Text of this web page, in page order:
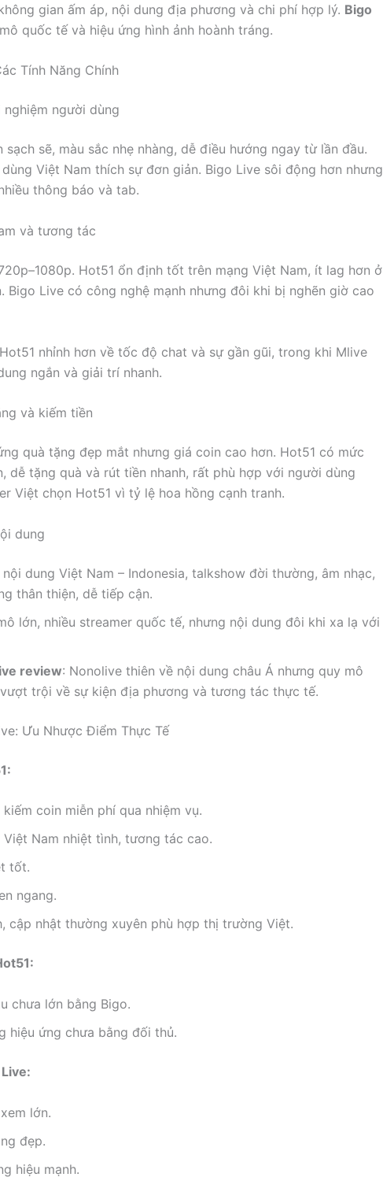
gian ấm áp, nội dung địa phương và chi phí hợp lý. Bigo
quốc tế và hiệu ứng hình ảnh hoành tráng.
Tính Năng Chính
nghiệm người dùng
sạch sẽ, màu sắc nhẹ nhàng, dễ điều hướng ngay từ lần đầu.
Việt Nam thích sự đơn giản. Bigo Live sôi động hơn nhưng
thông báo và tab.
và tương tác
Hot51 ổn định tốt trên mạng Việt Nam, ít lag hơn ở
Bigo Live có công nghệ mạnh nhưng đôi khi bị nghẽn giờ cao
nhỉnh hơn về tốc độ chat và sự gần gũi, trong khi Mlive
ngắn và giải trí nhanh.
và kiếm tiền
quà tặng đẹp mắt nhưng giá coin cao hơn. Hot51 có mức
dễ tặng quà và rút tiền nhanh, rất phù hợp với người dùng
Việt chọn Hot51 vì tỷ lệ hoa hồng cạnh tranh.
dung
nội dung Việt Nam – Indonesia, talkshow đời thường, âm nhạc,
thân thiện, dễ tiếp cận.
lớn, nhiều streamer quốc tế, nhưng nội dung đôi khi xa lạ với
review: Nonolive thiên về nội dung châu Á nhưng quy mô
trội về sự kiện địa phương và tương tác thực tế.
Ưu Nhược Điểm Thực Tế
coin miễn phí qua nhiệm vụ.
Nam nhiệt tình, tương tác cao.
tốt.
ngang.
cập nhật thường xuyên phù hợp thị trường Việt.
chưa lớn bằng Bigo.
hiệu ứng chưa bằng đối thủ.
lớn.
đẹp.
hiệu mạnh.